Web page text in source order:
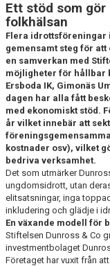
DOKUMENT
SPONSRING &
SÄVARCAMP
SÄVARCUPEN
Ett stöd som
folkhälsan
Flera idrottsföreningar
gemensamt steg för
en samverkan med
möjligheter för hållbar
Ersboda IK, Gimonäs
dagen har alla fått
med ekonomiskt stöd.
år vilket innebär att
kostnader osv), vilket
bedriva verksamhet.
Det som utmärker
ungdomsidrott, utan
elitsatsningar, inga
inkludering och glädje i
En växande modell för
Stiftelsen Dunross & Co
investmentbolaget
Företaget har vuxit från